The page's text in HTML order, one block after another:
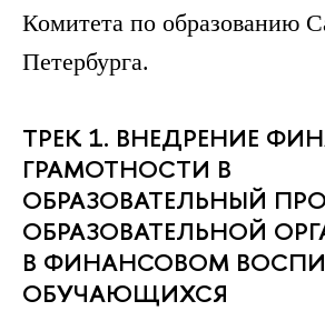
Комитета по образованию
Петербурга.
ТРЕК 1. ВНЕДРЕНИЕ
ГРАМОТНОСТИ В
ОБРАЗОВАТЕЛЬНЫЙ
ОБРАЗОВАТЕЛЬНОЙ
В ФИНАНСОВОМ
ОБУЧАЮЩИХСЯ